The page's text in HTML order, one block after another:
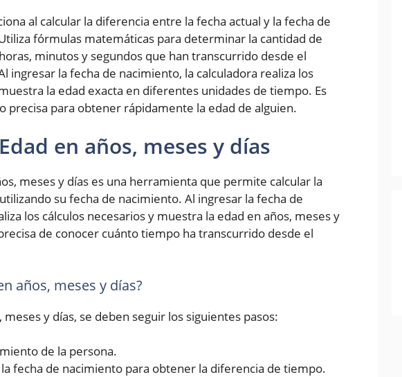
al calcular la diferencia entre la fecha actual y la fecha de
fórmulas matemáticas para determinar la cantidad de
minutos y segundos que han transcurrido desde el
ingresar la fecha de nacimiento, la calculadora realiza los
la edad exacta en diferentes unidades de tiempo. Es
precisa para obtener rápidamente la edad de alguien.
en años, meses y días
meses y días es una herramienta que permite calcular la
su fecha de nacimiento. Al ingresar la fecha de
los cálculos necesarios y muestra la edad en años, meses y
de conocer cuánto tiempo ha transcurrido desde el
años, meses y días?
meses y días, se deben seguir los siguientes pasos:
de la persona.
la fecha de nacimiento para obtener la diferencia de tiempo.